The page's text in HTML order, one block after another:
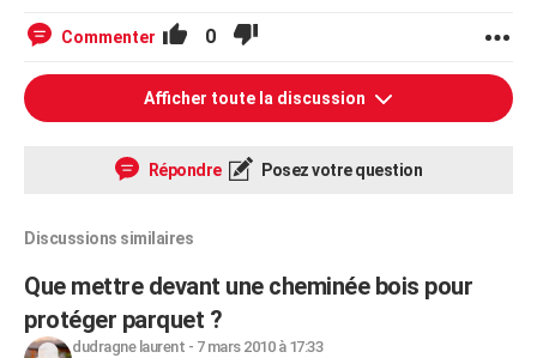
Commenter 0
Afficher toute la discussion
Répondre Posez votre question
Discussions similaires
Que mettre devant une cheminée bois pour
protéger parquet ?
dudragne laurent - 7 mars 2010 à 17:33